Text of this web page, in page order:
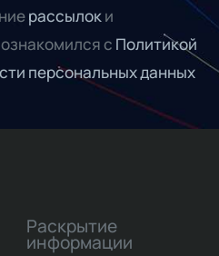
рассылоки
с Политикой
персональных данных
Раскрытие
информации